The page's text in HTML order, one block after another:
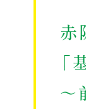
赤
～